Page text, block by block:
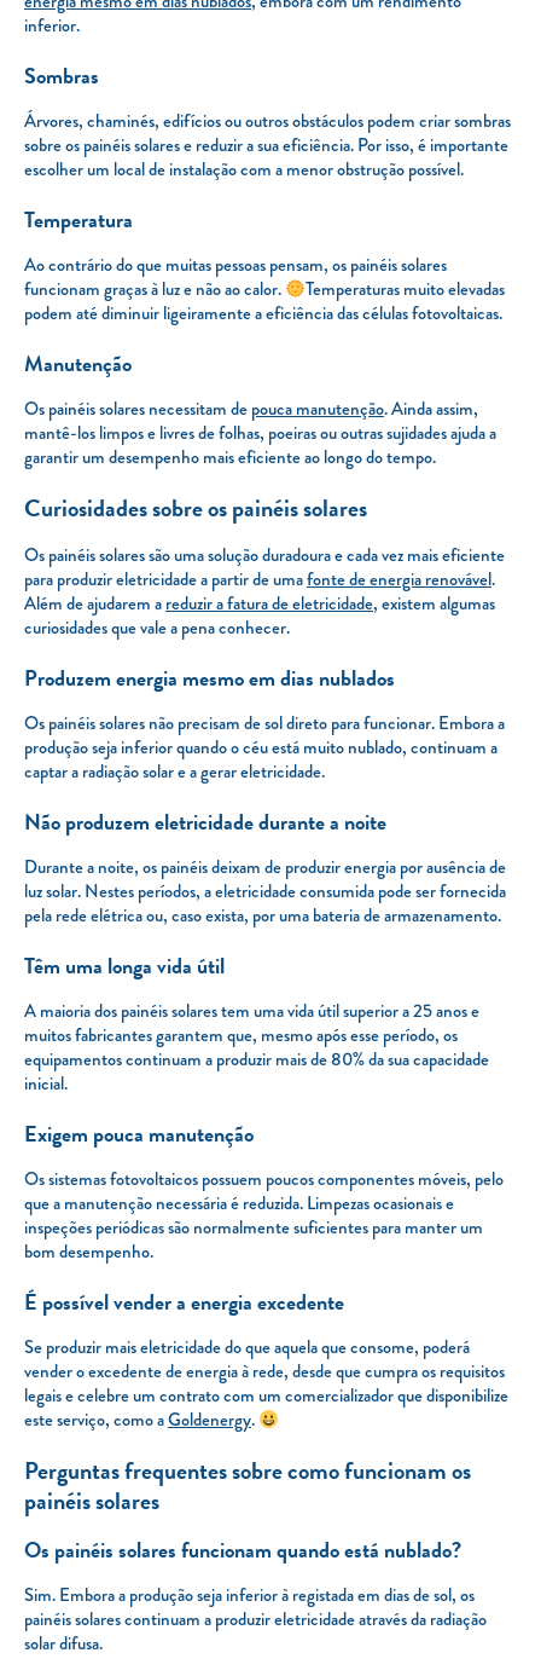
inferior.
Sombras
Árvores, chaminés, edifícios ou outros obstáculos podem criar sombras
sobre os painéis solares e reduzir a sua eficiência. Por isso, é importante
escolher um local de instalação com a menor obstrução possível.
Temperatura
Ao contrário do que muitas pessoas pensam, os painéis solares
funcionam graças à luz e não ao calor.
Temperaturas muito elevadas
podem até diminuir ligeiramente a eficiência das células fotovoltaicas.
Manutenção
Os painéis solares necessitam depouca manutenção. Ainda assim,
mantê-los limpos e livres de folhas, poeiras ou outras sujidades ajuda a
garantir um desempenho mais eficiente ao longo do tempo.
Curiosidades sobre os painéis solares
Os painéis solares são uma solução duradoura e cada vez mais eficiente
para produzir eletricidade a partir de umafonte de energia renovável.
Além de ajudarem areduzir a fatura de eletricidade, existem algumas
curiosidades que vale a pena conhecer.
Produzem energia mesmo em dias nublados
Os painéis solares não precisam de sol direto para funcionar. Embora a
produção seja inferior quando o céu está muito nublado, continuam a
captar a radiação solar e a gerar eletricidade.
Não produzem eletricidade durante a noite
Durante a noite, os painéis deixam de produzir energia por ausência de
luz solar. Nestes períodos, a eletricidade consumida pode ser fornecida
pela rede elétrica ou, caso exista, por uma bateria de armazenamento.
Têm uma longa vida útil
A maioria dos painéis solares tem uma vida útil superior a 25 anos e
muitos fabricantes garantem que, mesmo após esse período, os
equipamentos continuam a produzir mais de 80% da sua capacidade
inicial.
Exigem pouca manutenção
Os sistemas fotovoltaicos possuem poucos componentes móveis, pelo
que a manutenção necessária é reduzida. Limpezas ocasionais e
inspeções periódicas são normalmente suficientes para manter um
bom desempenho.
É possível vender a energia excedente
Se produzir mais eletricidade do que aquela que consome, poderá
vender o excedente de energia à rede, desde que cumpra os requisitos
legais e celebre um contrato com um comercializador que disponibilize
este serviço, como aGoldenergy.
Perguntas frequentes sobre como funcionam os
painéis solares
Os painéis solares funcionam quando está nublado?
Sim. Embora a produção seja inferior à registada em dias de sol, os
painéis solares continuam a produzir eletricidade através da radiação
solar difusa.